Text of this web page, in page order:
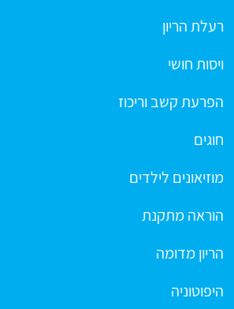
רעלת הריון
ויסות חושי
הפרעת קשב וריכוז
חוגים
מוזיאונים לילדים
הוראה מתקנת
הריון מדומה
היפוטוניה